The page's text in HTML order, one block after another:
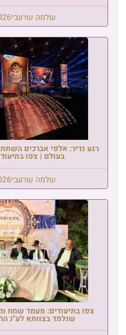
שלמה שרעבי
רגע נדיר: אלפי אברכים
בעולם | צפו
שלמה שרעבי
צפו בתיעודים: מעמד שמח
שנלמד בצוותא לע"נ